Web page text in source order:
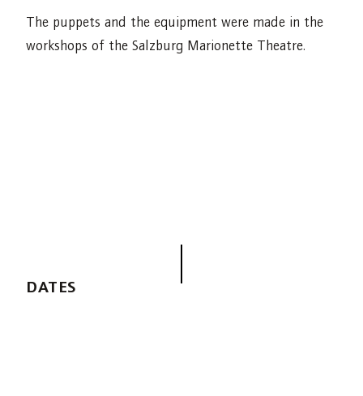
The puppets and the equipment were made in the
workshops of the Salzburg Marionette Theatre.
DATES